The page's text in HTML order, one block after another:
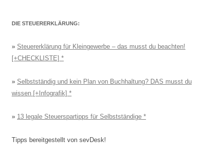
DIE STEUERERKLÄRUNG:
» Steuererklärung für Kleingewerbe – das musst du beachten!
[+CHECKLISTE]
» Selbstständig und kein Plan von Buchhaltung? DAS musst du
wissen [+Infografik]
» 13 legale Steuerspartipps für Selbstständige
Tipps bereitgestellt von sevDesk!